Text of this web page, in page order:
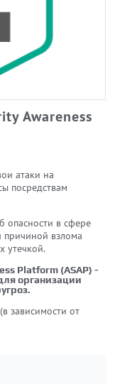
Awareness
атаки на
посредствам
опасности в сфере
причиной взлома
утечкой.
Platform (ASAP) -
организации
зависимости от